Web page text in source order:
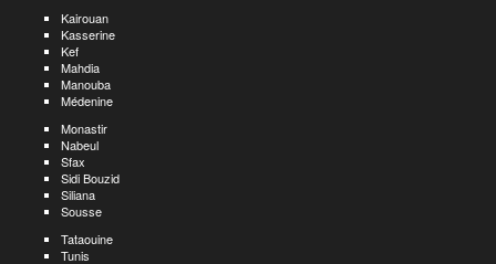
Kairouan
Kasserine
Kef
Mahdia
Manouba
Médenine
Monastir
Nabeul
Sfax
Sidi Bouzid
Siliana
Sousse
Tataouine
Tunis